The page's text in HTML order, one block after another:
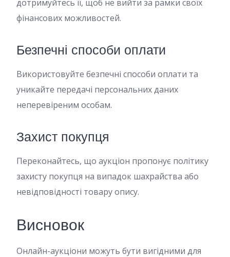
дотримуйтесь її, щоб не вийти за рамки своїх
фінансових можливостей.
Безпечні способи оплати
Використовуйте безпечні способи оплати та
уникайте передачі персональних даних
неперевіреним особам.
Захист покупця
Переконайтесь, що аукціон пропонує політику
захисту покупця на випадок шахрайства або
невідповідності товару опису.
Висновок
Онлайн-аукціони можуть бути вигідними для